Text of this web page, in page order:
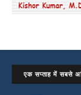
एक सप्ताह में सबसे